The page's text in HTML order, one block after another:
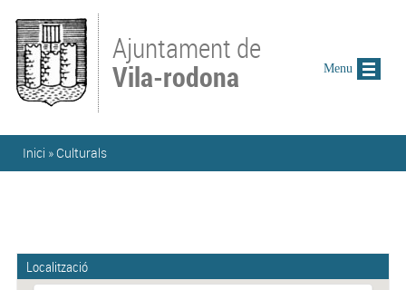
Ajuntament de
Vila-rodona
Esteu aquí
Inici » Culturals
Localització
Menu